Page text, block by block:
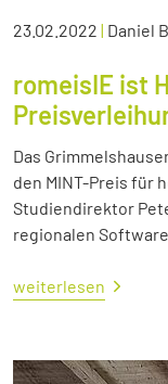
23.02.2022 | Daniel
romeisIE ist
Das
den MINT-Preis für
Studiendirektor
regionalen
weiterlesen